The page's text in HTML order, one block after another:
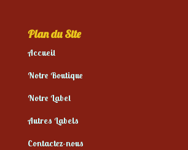
Plan du Site
Accueil
Notre Boutique
Notre Label
Autres Labels
Contactez-nous